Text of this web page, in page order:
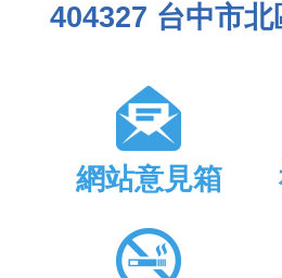
404327 台中市
網站意見箱